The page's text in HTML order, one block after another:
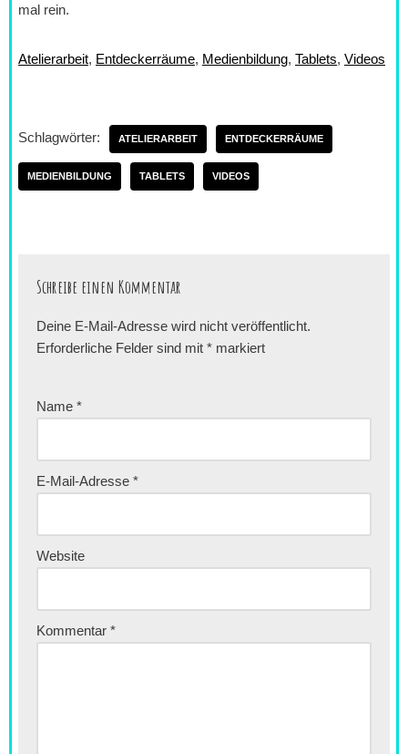
mal rein.
Atelierarbeit, Entdeckerräume, Medienbildung, Tablets, Videos
Schlagwörter: ATELIERARBEIT ENTDECKERRÄUME
MEDIENBILDUNG TABLETS VIDEOS
Schreibe einen Kommentar
Deine E-Mail-Adresse wird nicht veröffentlicht.
Erforderliche Felder sind mit * markiert
Name *
E-Mail-Adresse *
Website
Kommentar *